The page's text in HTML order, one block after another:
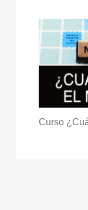
Curso